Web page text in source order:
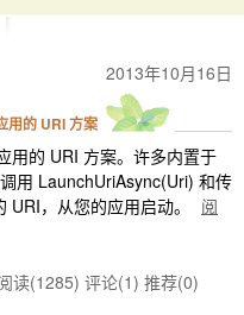
2013年10月16日
用的 URI 方案
用的 URI 方案。许多内置于
用 LaunchUriAsync(Uri) 和传
URI，从您的应用启动。
阅
读(1285) 评论(1) 推荐(0)